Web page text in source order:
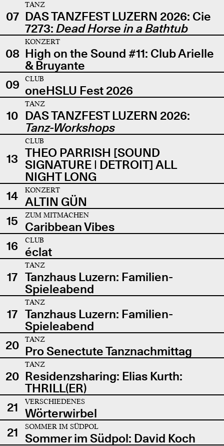
07
TANZ
DAS TANZFEST LUZERN 2026: Cie
7273: Dead Horse in a Bathtub
08
KONZERT
High on the Sound #11: Club Arielle
& Bruyante
09
CLUB
oneHSLU Fest 2026
10
TANZ
DAS TANZFEST LUZERN 2026:
Tanz-Workshops
13
CLUB
THEO PARRISH [SOUND
SIGNATURE | DETROIT] ALL
NIGHT LONG
14
KONZERT
ALTIN GÜN
15
ZUM MITMACHEN
Caribbean Vibes
16
CLUB
éclat
17
TANZ
Tanzhaus Luzern: Familien-
Spieleabend
17
TANZ
Tanzhaus Luzern: Familien-
Spieleabend
20
TANZ
Pro Senectute Tanznachmittag
20
TANZ
Residenzsharing: Elias Kurth:
THRILL(ER)
21
VERSCHIEDENES
Wörterwirbel
21
SOMMER IM SÜDPOL
Sommer im Südpol: David Koch